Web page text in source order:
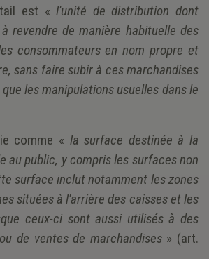
est «l'unité de distribution dont
revendre de manière habituelle des
consommateurs en nom propre et
sans faire subir à ces marchandises
les manipulations usuelles dans le
comme « la surface destinée à la
au public, y compris les surfaces non
surface inclut notamment les zones
situées à l'arrière des caisses et les
ceux-ci sont aussi utilisés à des
de ventes de marchandises» (art.